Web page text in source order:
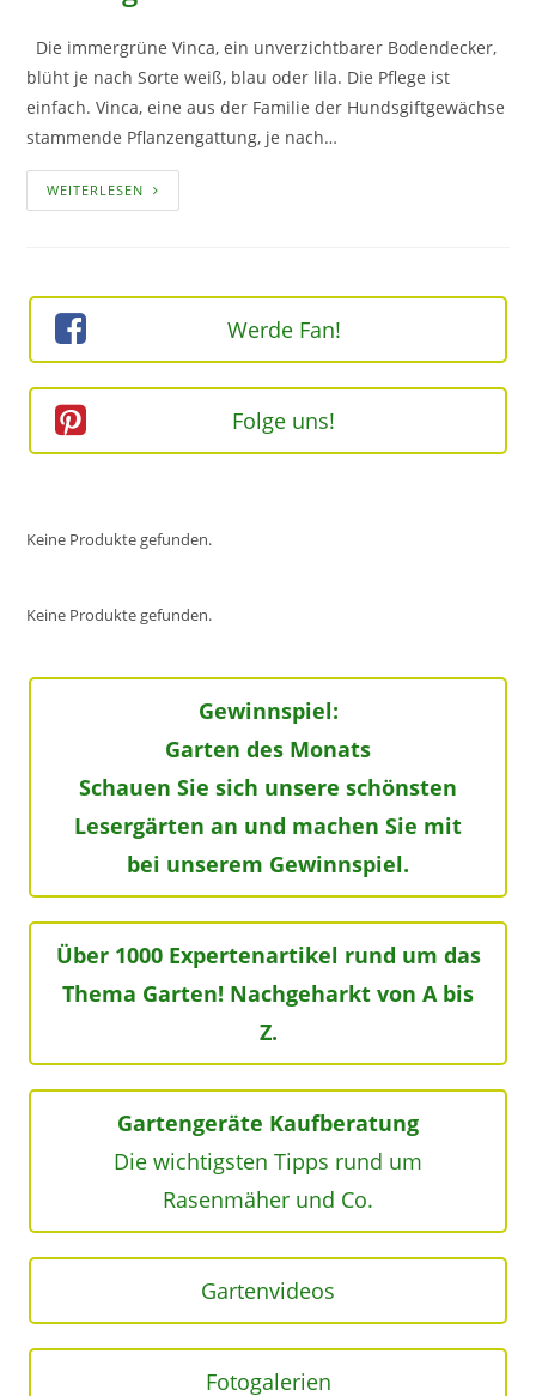
Die immergrüne Vinca, ein unverzichtbarer Bodendecker,
blüht je nach Sorte weiß, blau oder lila. Die Pflege ist
einfach. Vinca, eine aus der Familie der Hundsgiftgewächse
stammende Pflanzengattung, je nach…
WEITERLESEN IMMERGRÜN
ODER
Werde Fan!
Folge uns!
Keine Produkte gefunden.
Keine Produkte gefunden.
Gewinnspiel:
Garten des Monats
Schauen Sie sich unsere schönsten
Lesergärten an und machen Sie mit
bei unserem Gewinnspiel.
Über 1000 Expertenartikel rund um das
Thema Garten! Nachgeharkt von A bis
Z.
Gartengeräte Kaufberatung
Die wichtigsten Tipps rund um
Rasenmäher und Co.
Gartenvideos
Fotogalerien